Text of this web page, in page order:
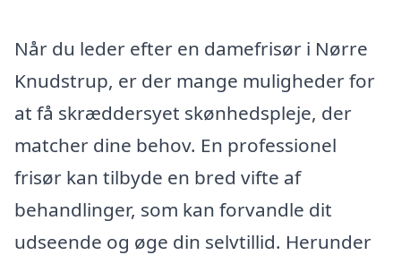
Når du leder efter en damefrisør i Nørre
Knudstrup, er der mange muligheder for
at få skræddersyet skønhedspleje, der
matcher dine behov. En professionel
frisør kan tilbyde en bred vifte af
behandlinger, som kan forvandle dit
udseende og øge din selvtillid. Herunder